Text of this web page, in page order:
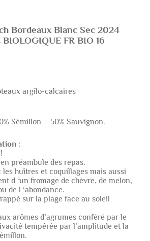
Bordeaux Blanc Sec 2024
FR BIO 16
argilo-calcaires
Sémillon – 50% Sauvignon.
:
préambule des repas.
huîtres et coquillages mais aussi
d ‘un fromage de chèvre, de melon,
de l ‘abondance.
sur la plage face au soleil
arômes d’agrumes conféré par le
tempérée par l’amplitude et la